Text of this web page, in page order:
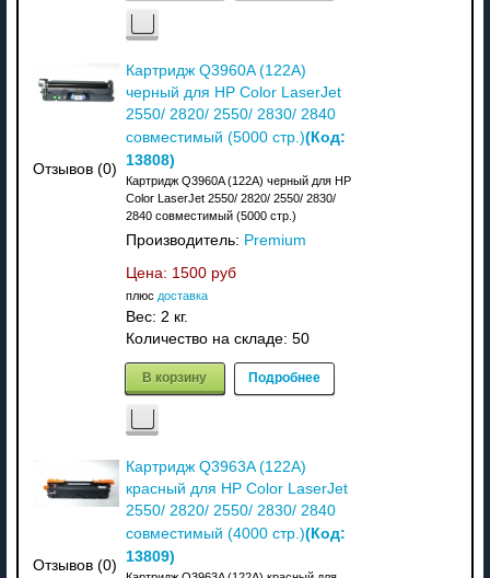
Отзывов (0)
Картридж Q3960A (122A)
черный для HP Color LaserJet
2550/ 2820/ 2550/ 2830/ 2840
совместимый (5000 стр.)(Код:
13808)
Картридж Q3960A (122A) черный для HP
Color LaserJet 2550/ 2820/ 2550/ 2830/
2840 совместимый (5000 стр.)
Производитель: Premium
Цена: 1500 руб
плюс доставка
Вес: 2 кг.
Количество на складе: 50
В корзину Подробнее
Отзывов (0)
Картридж Q3963A (122A)
красный для HP Color LaserJet
2550/ 2820/ 2550/ 2830/ 2840
совместимый (4000 стр.)(Код:
13809)